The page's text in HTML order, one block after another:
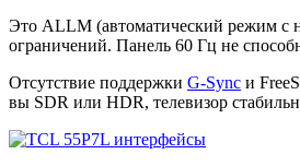
Это ALLM (автоматический режим с
ограничений. Панель 60 Гц не
Отсутствие поддержки G-Sync и
вы SDR или HDR, телевизор